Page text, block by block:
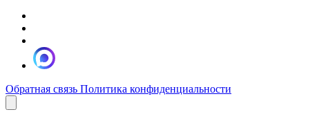
Обратная связь Политика конфиденциальности